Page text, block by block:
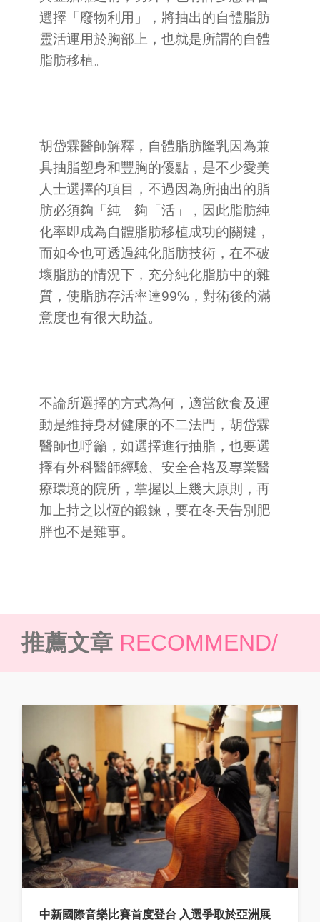
選擇「廢物利用」，將抽出的自體脂肪
靈活運用於胸部上，也就是所謂的自體
脂肪移植。
胡岱霖醫師解釋，自體脂肪隆乳因為兼
具抽脂塑身和豐胸的優點，是不少愛美
人士選擇的項目，不過因為所抽出的脂
肪必須夠「純」夠「活」，因此脂肪純
化率即成為自體脂肪移植成功的關鍵，
而如今也可透過純化脂肪技術，在不破
壞脂肪的情況下，充分純化脂肪中的雜
質，使脂肪存活率達99%，對術後的滿
意度也有很大助益。
不論所選擇的方式為何，適當飲食及運
動是維持身材健康的不二法門，胡岱霖
醫師也呼籲，如選擇進行抽脂，也要選
擇有外科醫師經驗、安全合格及專業醫
療環境的院所，掌握以上幾大原則，再
加上持之以恆的鍛鍊，要在冬天告別肥
胖也不是難事。
推薦文章 RECOMMEND/
中新國際音樂比賽首度登台 入選爭取於亞洲展